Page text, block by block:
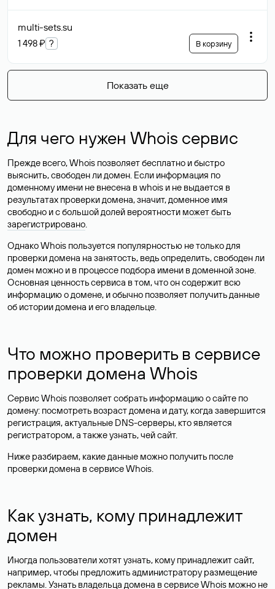
multi-sets.su
1 498 ₽ ? В корзину
Показать еще
Для чего нужен Whois сервис
Прежде всего, Whois позволяет бесплатно и быстро
выяснить, свободен ли домен. Если информация по
доменному имени не внесена в whois и не выдается в
результатах проверки домена, значит, доменное имя
свободно и с большой долей вероятности может быть
зарегистрировано.
Однако Whois пользуется популярностью не только для
проверки домена на занятость, ведь определить, свободен ли
домен можно и в процессе подбора имени в доменной зоне.
Основная ценность сервиса в том, что он содержит всю
информацию о домене, и обычно позволяет получить данные
об истории домена и его владельце.
Что можно проверить в сервисе
проверки домена Whois
Сервис Whois позволяет собрать информацию о сайте по
домену: посмотреть возраст домена и дату, когда завершится
регистрация, актуальные DNS-серверы, кто является
регистратором, а также узнать, чей сайт.
Ниже разбираем, какие данные можно получить после
проверки домена в сервисе Whois.
Как узнать, кому принадлежит
домен
Иногда пользователи хотят узнать, кому принадлежит сайт,
например, чтобы предложить администратору размещение
рекламы. Узнать владельца домена в сервисе Whois можно не